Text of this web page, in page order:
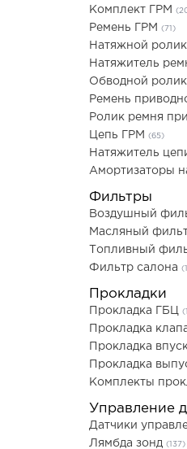
Комплект ГРМ
Ремень ГРМ (71)
Натяжной
Натяжитель
Обводной
Ремень
Ролик ремня
Цепь ГРМ (65)
Натяжитель
Амортизаторы
Фильтры
Воздушный
Масляный
Топливный
Фильтр салона
Прокладки
Прокладка ГБЦ
Прокладка
Прокладка
Прокладка
Комплекты
Управление
Датчики
Лямбда зонд (137)